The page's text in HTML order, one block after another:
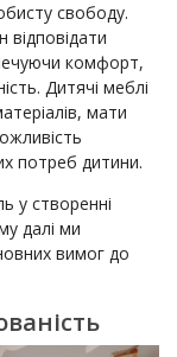
свободу.
відповідати
комфорт,
Дитячі меблі
мати
потреб дитини.
у створенні
далі ми
вимог до